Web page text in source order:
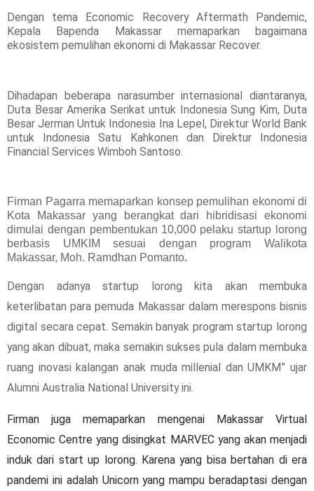
Dengan tema Economic Recovery Aftermath Pandemic,
Kepala Bapenda Makassar memaparkan bagaimana
ekosistem pemulihan ekonomi di Makassar Recover.
Dihadapan beberapa narasumber internasional diantaranya,
Duta Besar Amerika Serikat untuk Indonesia Sung Kim, Duta
Besar Jerman Untuk Indonesia Ina Lepel, Direktur World Bank
untuk Indonesia Satu Kahkonen dan Direktur Indonesia
Financial Services Wimboh Santoso.
Firman Pagarra memaparkan konsep pemulihan ekonomi di
Kota Makassar yang berangkat dari hibridisasi ekonomi
dimulai dengan pembentukan 10,000 pelaku startup lorong
berbasis UMKIM sesuai dengan program Walikota
Makassar, Moh. Ramdhan Pomanto.
Dengan adanya startup lorong kita akan membuka
keterlibatan para pemuda Makassar dalam merespons bisnis
digital secara cepat. Semakin banyak program startup lorong
yang akan dibuat, maka semakin sukses pula dalam membuka
ruang inovasi kalangan anak muda millenial dan UMKM” ujar
Alumni Australia National University ini.
Firman juga memaparkan mengenai Makassar Virtual
Economic Centre yang disingkat MARVEC yang akan menjadi
induk dari start up lorong. Karena yang bisa bertahan di era
pandemi ini adalah Unicorn yang mampu beradaptasi dengan